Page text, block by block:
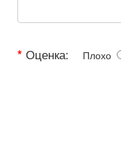
Оценка: Плохо